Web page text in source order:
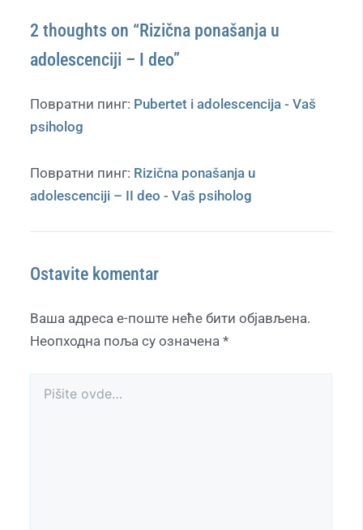
2 thoughts on “Rizična ponašanja u
adolescenciji – I deo”
Повратни пинг: Pubertet i adolescencija - Vaš
psiholog
Повратни пинг: Rizična ponašanja u
adolescenciji – II deo - Vaš psiholog
Ostavite komentar
Ваша адреса е-поште неће бити објављена.
Неопходна поља су означена *